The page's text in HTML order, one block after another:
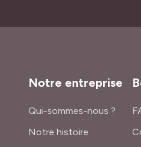
Notre entreprise
Qui-sommes-nous ?
Notre histoire